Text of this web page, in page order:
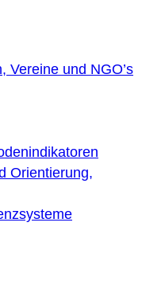
Vereine und NGO’s
Orientierung,